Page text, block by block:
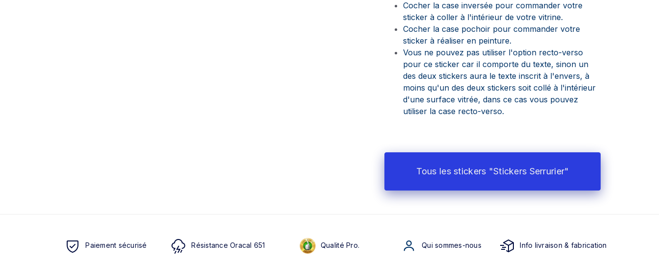
Cocher la case inversée pour commander votre
sticker à coller à l'intérieur de votre vitrine.
Cocher la case pochoir pour commander votre
sticker à réaliser en peinture.
Vous ne pouvez pas utiliser l'option recto-verso
pour ce sticker car il comporte du texte, sinon un
des deux stickers aura le texte inscrit à l'envers, à
moins qu'un des deux stickers soit collé à l'intérieur
d'une surface vitrée, dans ce cas vous pouvez
utiliser la case recto-verso.
Tous les stickers "Stickers Serrurier"
Paiement sécurisé Résistance Oracal 651 Qualité Pro. Qui sommes-nous Info livraison & fabrication